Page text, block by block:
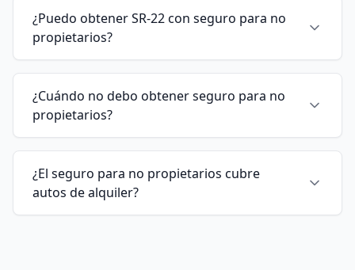
¿Puedo obtener SR-22 con seguro para no
propietarios?
¿Cuándo no debo obtener seguro para no
propietarios?
¿El seguro para no propietarios cubre
autos de alquiler?